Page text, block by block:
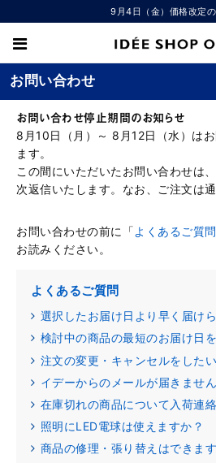
9月4日（金）価格改定
お問い合わせ
お問い合わせ停止期間のお知らせ
8月10日（月）～ 8月12日（水）は
ます。
この間にいただいたお問い合わせは
次返信いたします。なお、ご注文は
お問い合わせの前に「よくあるご質問
お読みください。
よくあるご質問
選択したお届け日より早く届け
検討中の商品の最短のお届け日
注文の変更・キャンセルをしたい
イデーからのメールが届きません
在庫切れの商品について入荷連
照明にLED電球は使えますか？
商品の修理・張り替えはできま